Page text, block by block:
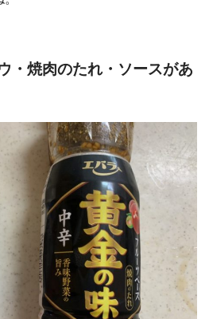
・焼肉のたれ・ソースがあ